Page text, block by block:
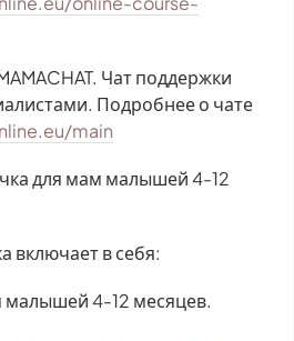
Чат поддержки
Подробнее о чате
main
для мам малышей 4-12
включает в себя:
малышей 4-12 месяцев.